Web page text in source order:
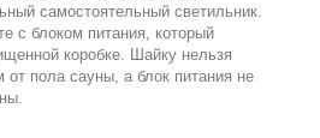
самостоятельный светильник.
с блоком питания, который
коробке. Шайку нельзя
пола сауны, а блок питания не